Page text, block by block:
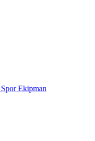
Spor Ekipman